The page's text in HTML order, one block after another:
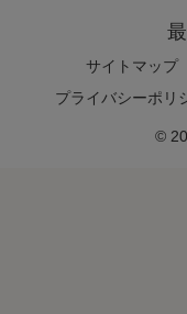
サイトマップ
プライバシーポリ
©